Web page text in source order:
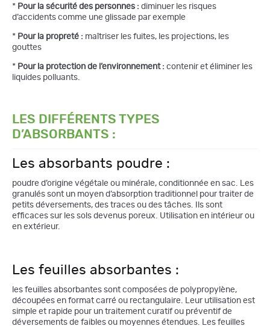
* Pour la sécurité des personnes : diminuer les risques
d’accidents comme une glissade par exemple
* Pour la propreté : maîtriser les fuites, les projections, les
gouttes
* Pour la protection de l’environnement : contenir et éliminer les
liquides polluants.
LES DIFFÉRENTS TYPES
D’ABSORBANTS :
Les absorbants poudre :
poudre d’origine végétale ou minérale, conditionnée en sac. Les
granulés sont un moyen d’absorption traditionnel pour traiter de
petits déversements, des traces ou des tâches. Ils sont
efficaces sur les sols devenus poreux. Utilisation en intérieur ou
en extérieur.
Les feuilles absorbantes :
les feuilles absorbantes sont composées de polypropylène,
découpées en format carré ou rectangulaire. Leur utilisation est
simple et rapide pour un traitement curatif ou préventif de
déversements de faibles ou moyennes étendues. Les feuilles